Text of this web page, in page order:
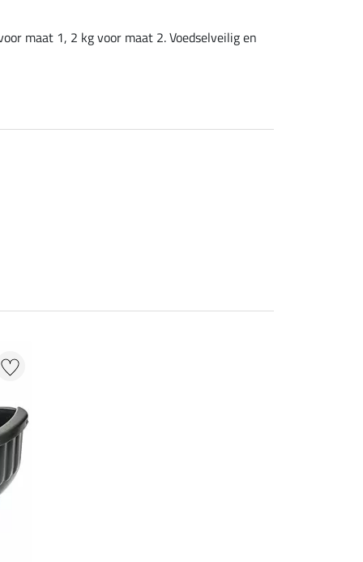
maat 1, 2 kg voor maat 2. Voedselveilig en